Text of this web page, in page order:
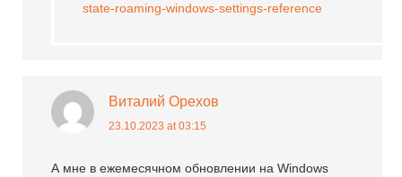
state-roaming-windows-settings-reference
Виталий Орехов
23.10.2023 at 03:15
А мне в ежемесячном обновлении на Windows